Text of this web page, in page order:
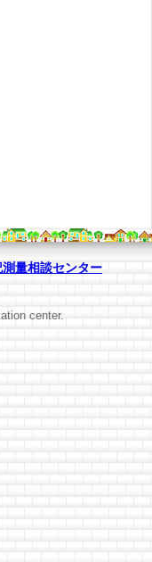
量相談センター
center.